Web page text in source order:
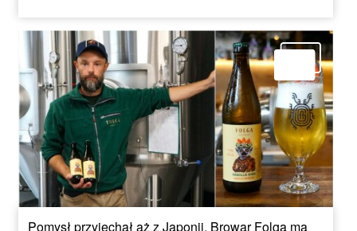
Pomysł przyjechał aż z Japonii. Browar Folga ma